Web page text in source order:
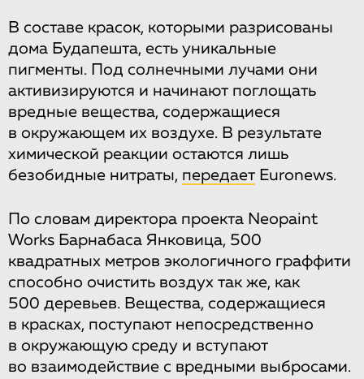
В составе красок, которыми разрисованы
дома Будапешта, есть уникальные
пигменты. Под солнечными лучами они
активизируются и начинают поглощать
вредные вещества, содержащиеся
в окружающем их воздухе. В результате
химической реакции остаются лишь
безобидные нитраты, передает Euronews.
По словам директора проекта Neopaint
Works Барнабаса Янковица, 500
квадратных метров экологичного граффити
способно очистить воздух так же, как
500 деревьев. Вещества, содержащиеся
в красках, поступают непосредственно
в окружающую среду и вступают
во взаимодействие с вредными выбросами.